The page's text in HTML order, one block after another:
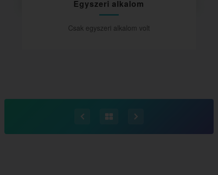
Egyszeri alkalom
Csak egyszeri alkalom volt